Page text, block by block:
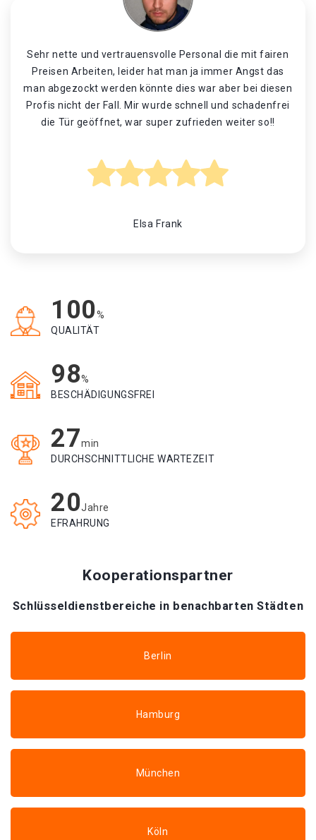
Sehr nette und vertrauensvolle Personal die mit fairen
Preisen Arbeiten, leider hat man ja immer Angst das
man abgezockt werden könnte dies war aber bei diesen
Profis nicht der Fall. Mir wurde schnell und schadenfrei
die Tür geöffnet, war super zufrieden weiter so!!
Elsa Frank
100%
QUALITÄT
98%
BESCHÄDIGUNGSFREI
27min
DURCHSCHNITTLICHE WARTEZEIT
20Jahre
EFRAHRUNG
Kooperationspartner
Schlüsseldienstbereiche in benachbarten Städten
Berlin
Hamburg
München
Köln